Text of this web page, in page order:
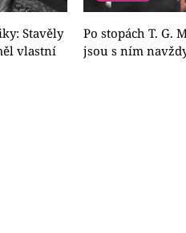
Stavěly
vlastní
Po stopách T. G.
jsou s ním